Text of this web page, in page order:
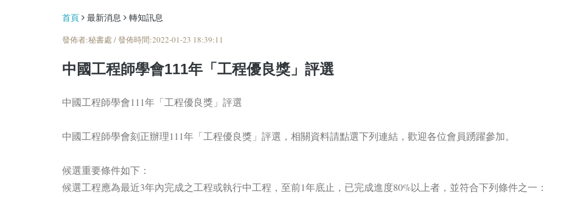
首頁 最新消息 轉知訊息
發佈者:秘書處 / 發佈時間:2022-01-23 18:39:11
中國工程師學會111年「工程優良獎」評選
中國工程師學會111年「工程優良獎」評選
中國工程師學會刻正辦理111年「工程優良獎」評選，相關資料請點選下列連結，歡迎各位會員踴躍參加。
候選重要條件如下：
候選工程應為最近3年內完成之工程或執行中工程，至前1年底止，已完成進度80%以上者，並符合下列條件之一：